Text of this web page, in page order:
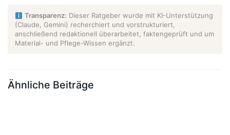
Transparenz: Dieser Ratgeber wurde mit KI-Unterstützung
(Claude, Gemini) recherchiert und vorstrukturiert,
anschließend redaktionell überarbeitet, faktengeprüft und um
Material- und Pflege-Wissen ergänzt.
Ähnliche Beiträge